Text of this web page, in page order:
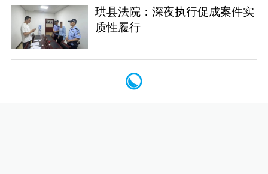
珙县法院：深夜执行促成案件实
质性履行